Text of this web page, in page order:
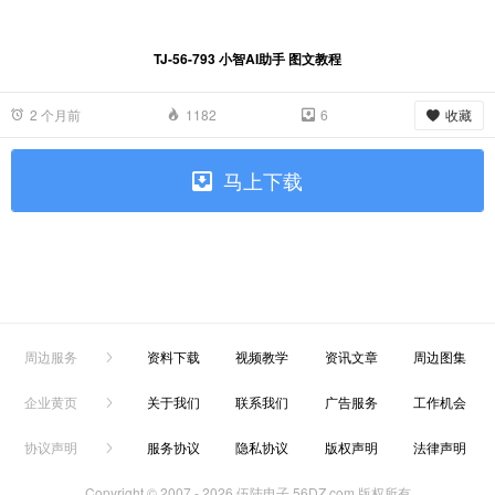
TJ-56-793 小智AI助手 图文教程
2 个月前 1182 6 收藏
马上下载
周边服务 资料下载 视频教学 资讯文章 周边图集
企业黄页 关于我们 联系我们 广告服务 工作机会
协议声明 服务协议 隐私协议 版权声明 法律声明